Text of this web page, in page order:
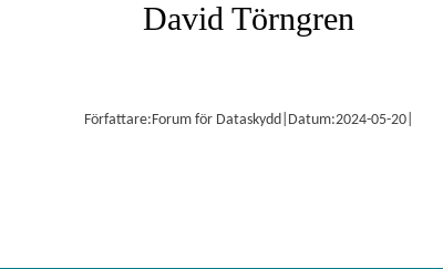
David Törngren
Författare: Forum för Dataskydd Datum:2024-05-20|